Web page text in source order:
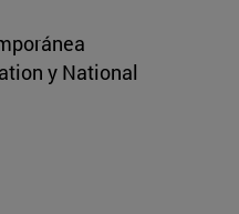
y National